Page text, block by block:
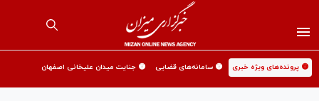
🟡 پرونده‌های ویژه خبری 🟡 سامانه‌های قضایی 🟡 جنایت میدان علیخانی اصفهان